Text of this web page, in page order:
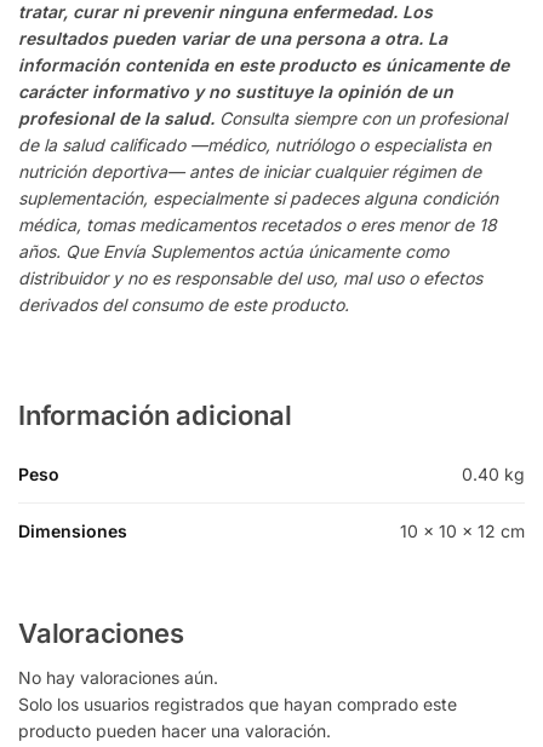
tratar, curar ni prevenir ninguna enfermedad. Los
resultados pueden variar de una persona a otra. La
información contenida en este producto es únicamente de
carácter informativo y no sustituye la opinión de un
profesional de la salud. Consulta siempre con un profesional
de la salud calificado —médico, nutriólogo o especialista en
nutrición deportiva— antes de iniciar cualquier régimen de
suplementación, especialmente si padeces alguna condición
médica, tomas medicamentos recetados o eres menor de 18
años. Que Envía Suplementos actúa únicamente como
distribuidor y no es responsable del uso, mal uso o efectos
derivados del consumo de este producto.
Información adicional
Peso 0.40 kg
Dimensiones 10 × 10 × 12 cm
Valoraciones
No hay valoraciones aún.
Solo los usuarios registrados que hayan comprado este
producto pueden hacer una valoración.